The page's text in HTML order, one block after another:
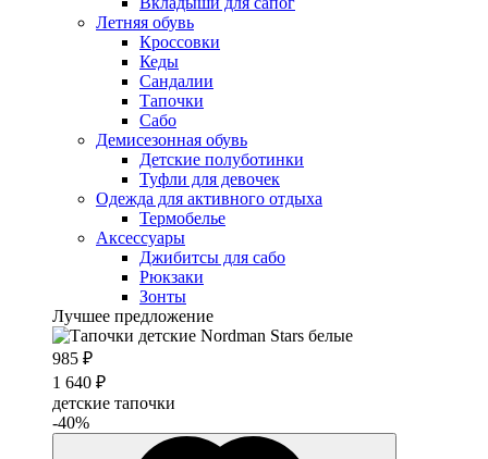
Летняя обувь
Кроссовки
Кеды
Сандалии
Тапочки
Сабо
Демисезонная обувь
Детские полуботинки
Туфли для девочек
Одежда для активного отдыха
Термобелье
Аксессуары
Джибитсы для сабо
Рюкзаки
Зонты
Лучшее предложение
985 ₽
1 640 ₽
детские тапочки
-40%